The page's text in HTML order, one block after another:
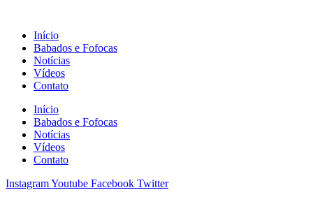
conteúdo
Início
Babados e Fofocas
Notícias
Vídeos
Contato
Início
Babados e Fofocas
Notícias
Vídeos
Contato
InstagramYoutube Facebook Twitter